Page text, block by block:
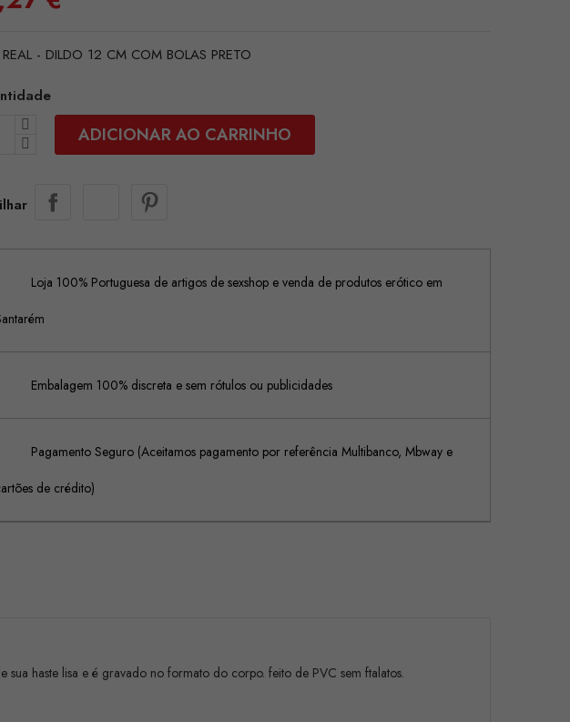
- DILDO 12 CM COM BOLAS PRETO
ADICIONAR AO CARRINHO
Loja 100% Portuguesa de artigos de sexshop e venda de produtos erótico em
Embalagem 100% discreta e sem rótulos ou publicidades
Pagamento Seguro (Aceitamos pagamento por referência Multibanco, Mbway e
de crédito)
sua haste lisa e é gravado no formato do corpo. feito de PVC sem ftalatos.